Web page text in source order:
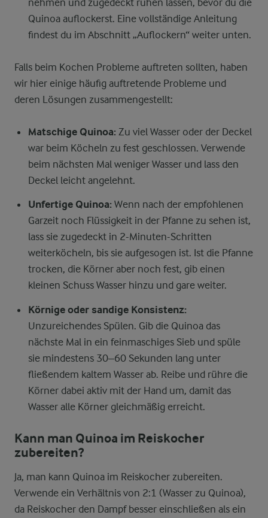
Quinoa auflockerst. Eine vollständige Anleitung
findest du im Abschnitt „Auflockern“ weiter unten.
Falls beim Kochen Probleme auftreten sollten, haben
wir hier einige häufig auftretende Probleme und
deren Lösungen zusammengestellt:
Matschige Quinoa: Zu viel Wasser oder der Deckel
war beim Köcheln zu fest geschlossen. Verwende
beim nächsten Mal weniger Wasser und lass den
Deckel leicht angelehnt.
Unfertige Quinoa: Wenn nach der empfohlenen
Garzeit noch Flüssigkeit in der Pfanne zu sehen ist,
lass sie zugedeckt in 2-Minuten-Schritten
weiterköcheln, bis sie aufgesogen ist. Ist die Pfanne
trocken, die Körner aber noch fest, gib einen
kleinen Schuss Wasser hinzu und gare weiter.
Körnige oder sandige Konsistenz:
Unzureichendes Spülen. Gib die Quinoa das
nächste Mal in ein feinmaschiges Sieb und spüle
sie mindestens 30–60 Sekunden lang unter
fließendem kaltem Wasser ab. Reibe und rühre die
Körner dabei aktiv mit der Hand um, damit das
Wasser alle Körner gleichmäßig erreicht.
Kann man Quinoa im Reiskocher
zubereiten?
Ja, man kann Quinoa im Reiskocher zubereiten.
Verwende ein Verhältnis von 2:1 (Wasser zu Quinoa),
da Reiskocher den Dampf besser einschließen als ein